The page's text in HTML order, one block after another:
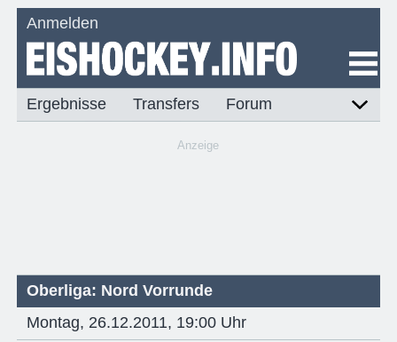
Anmelden
Ergebnisse Transfers Forum
Anzeige
Oberliga: Nord Vorrunde
Montag, 26.12.2011, 19:00 Uhr